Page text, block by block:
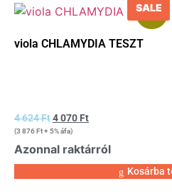
Akció!
SALE
viola CHLAMYDIA TESZT
4 624Ft4 070 Ft
(3 876Ft+ 5% áfa)
Azonnal raktárról
Kosárba